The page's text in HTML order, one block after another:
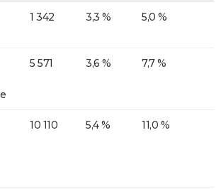
1 342 3,3 % 5,0 %
5 571 3,6 % 7,7 %
10 110 5,4 % 11,0 %